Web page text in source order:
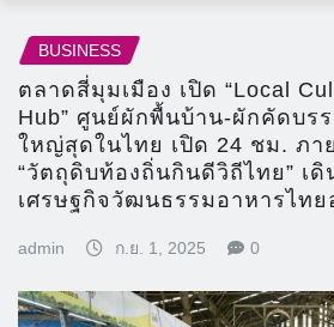
BUSINESS
ตลาดสี่มุมเมือง เปิด “Local
Hub” ศูนย์ผักพื้นบ้าน-ผักคัดบร
ใหญ่สุดในไทย เปิด 24 ชม. ภา
“วัตถุดิบท้องถิ่นกินดีวิถีไทย” เ
เศรษฐกิจวัฒนธรรมอาหารไทย
admin ก.ย. 1, 2025 0